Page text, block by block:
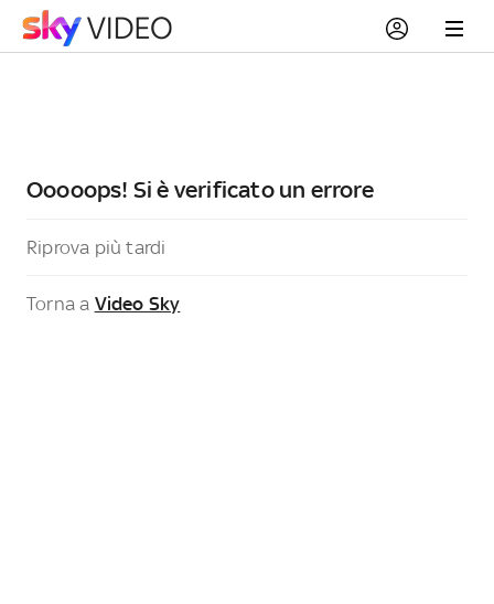
Ooooops! Si è verificato un errore
Riprova più tardi
Torna a Video Sky